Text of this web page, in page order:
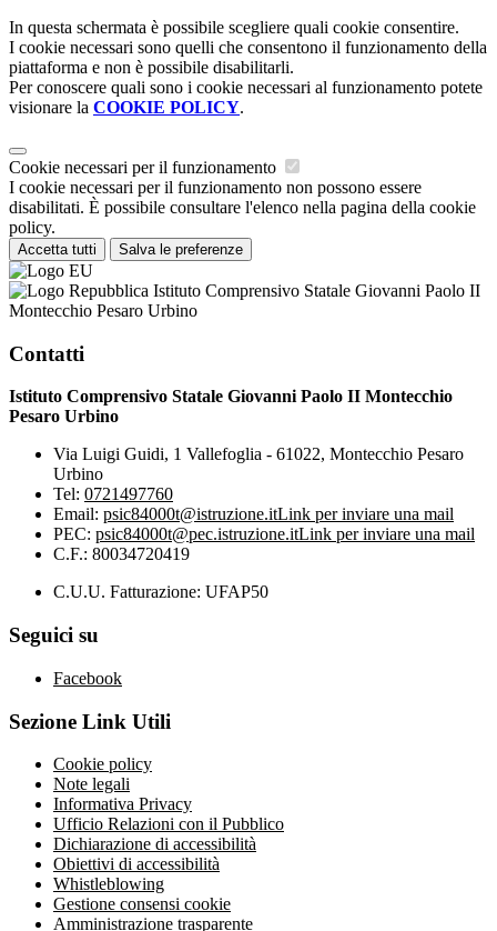
In questa schermata è possibile scegliere quali cookie consentire.
I cookie necessari sono quelli che consentono il funzionamento della
piattaforma e non è possibile disabilitarli.
Per conoscere quali sono i cookie necessari al funzionamento potete
visionare la COOKIE POLICY.
Cookie necessari per il funzionamento
I cookie necessari per il funzionamento non possono essere
disabilitati. È possibile consultare l'elenco nella pagina della cookie
policy.
Accetta tutti Salva le preferenze
Istituto Comprensivo Statale Giovanni Paolo II
Montecchio Pesaro Urbino
Contatti
Istituto Comprensivo Statale Giovanni Paolo II Montecchio
Pesaro Urbino
Via Luigi Guidi, 1 Vallefoglia - 61022, Montecchio Pesaro
Urbino
Tel: 0721497760
Email: psic84000t@istruzione.itLink per inviare una mail
PEC: psic84000t@pec.istruzione.itLink per inviare una mail
C.F.: 80034720419
C.U.U. Fatturazione: UFAP50
Seguici su
Facebook
Sezione Link Utili
Cookie policy
Note legali
Informativa Privacy
Ufficio Relazioni con il Pubblico
Dichiarazione di accessibilità
Obiettivi di accessibilità
Whistleblowing
Gestione consensi cookie
Amministrazione trasparente